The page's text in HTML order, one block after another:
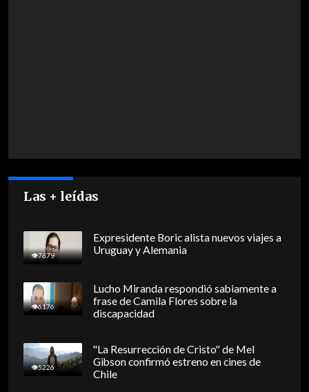
Las + leídas
7679
Expresidente Boric alista nuevos viajes a
Uruguay y Alemania
6176
Lucho Miranda respondió sabiamente a
frase de Camila Flores sobre la
discapacidad
5226
"La Resurrección de Cristo" de Mel
Gibson confirmó estreno en cines de
Chile